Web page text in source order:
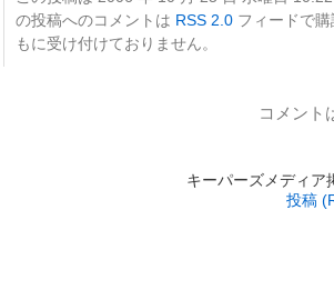
の投稿へのコメントは RSS 2.0 フィードで
もに受け付けておりません。
コメント
キーパーズメディ
投稿